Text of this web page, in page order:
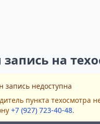
на
запись недоступна
пункта техосмотра
+7 (927) 723-40-48.